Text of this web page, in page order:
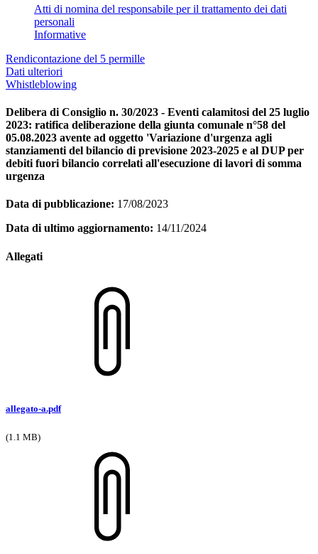
Atti di nomina del responsabile per il trattamento dei dati
personali
Informative
Rendicontazione del 5 permille
Dati ulteriori
Whistleblowing
Delibera di Consiglio n. 30/2023 - Eventi calamitosi del 25 luglio
2023: ratifica deliberazione della giunta comunale n°58 del
05.08.2023 avente ad oggetto 'Variazione d'urgenza agli
stanziamenti del bilancio di previsione 2023-2025 e al DUP per
debiti fuori bilancio correlati all'esecuzione di lavori di somma
urgenza
Data di pubblicazione: 17/08/2023
Data di ultimo aggiornamento: 14/11/2024
Allegati
allegato-a.pdf
(1.1 MB)